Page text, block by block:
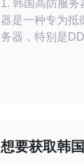
1. 韩国高防服务器概述 韩
器是一种专为抵
务器，特别是
带宽和强大的防
大
想要获取韩